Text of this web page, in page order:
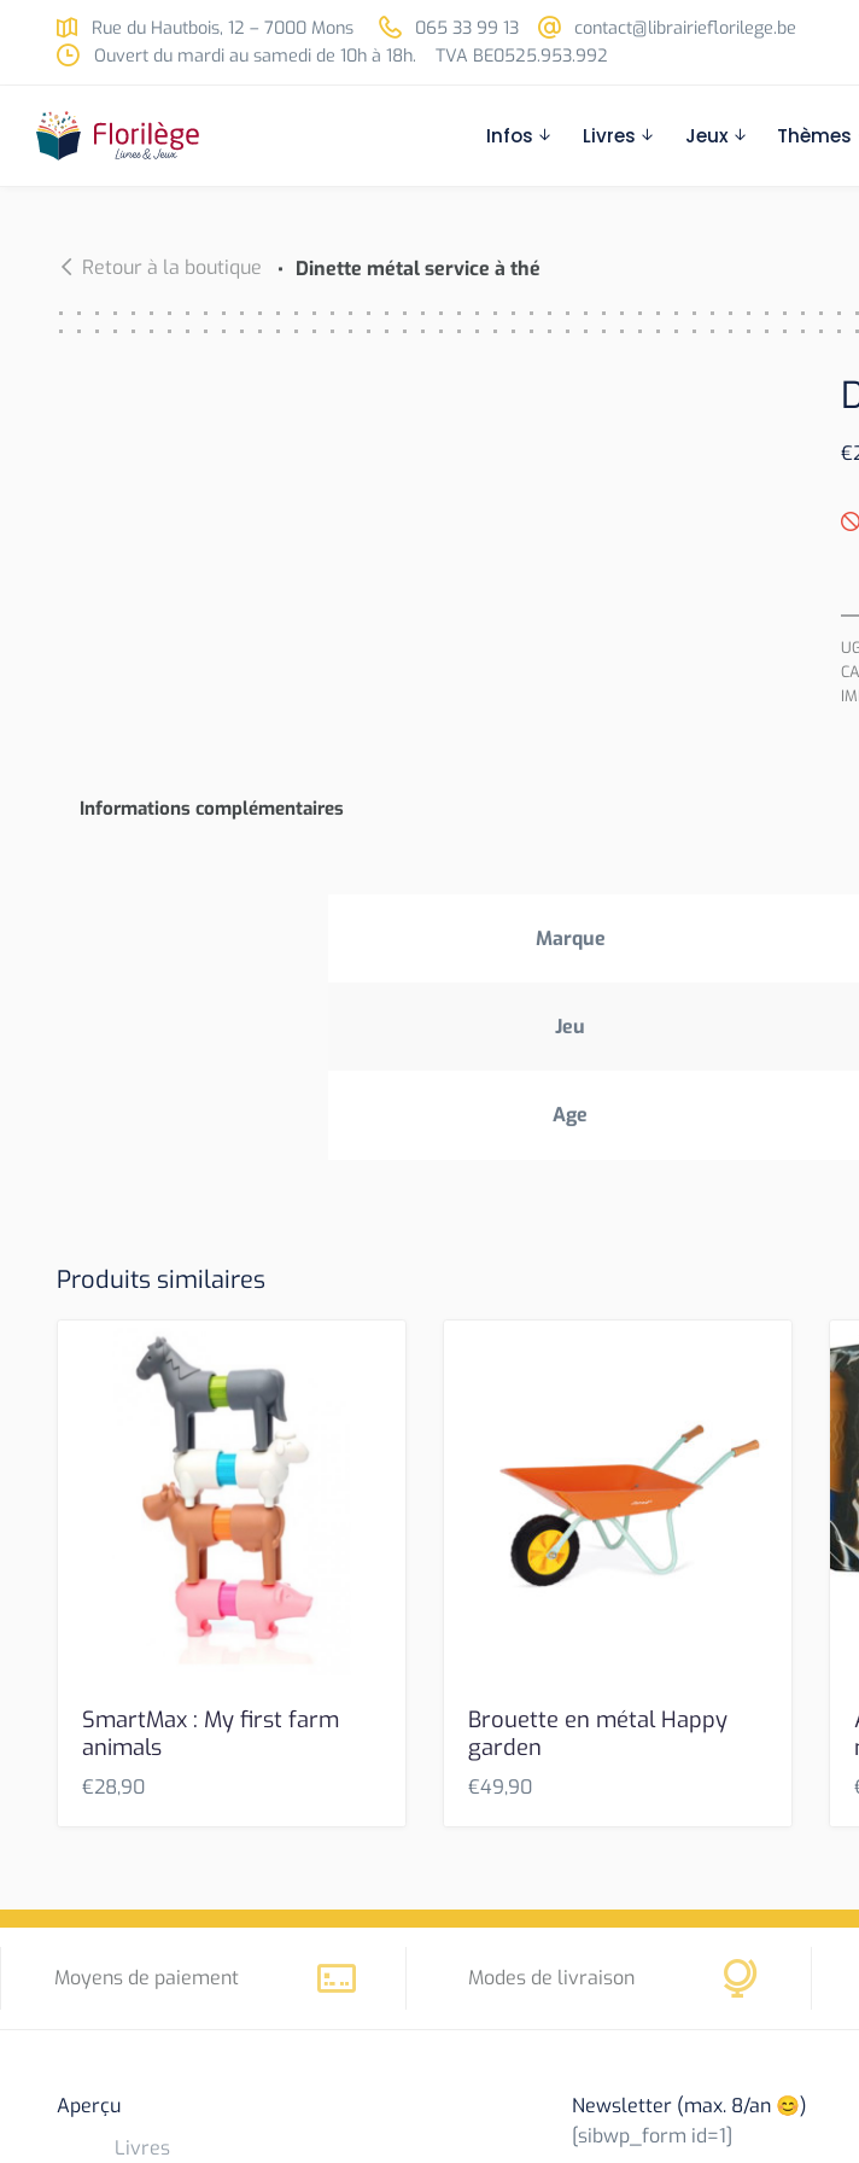
Skip to main content
Rue du Hautbois, 12 – 7000 Mons 065 33 99 13
contact@librairieflorilege.be
Ouvert du mardi au samedi de 10h à 18h.
TVA BE0525.953.992
Infos Livres Jeux Thèmes
Retour à la boutique Dinette métal service à thé
€
Informations complémentaires
Marque
Jeu
Age
Produits similaires
SmartMax : My first farm
animals
€28,90
Brouette en métal Happy
garden
€49,90
Moyens de paiement Modes de livraison
Aperçu
Livres
Newsletter (max. 8/an 😊)
[sibwp_form id=1]